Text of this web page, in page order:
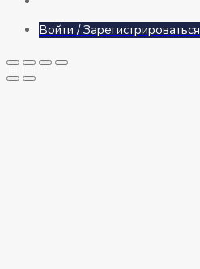
Войти / Зарегистрироваться